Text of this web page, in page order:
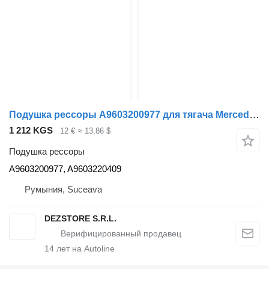
Подушка рессоры A9603200977 для тягача Mercedes-Benz ACTROS MP4
1 212 KGS 12 € ≈ 13,86 $
Подушка рессоры
A9603200977, A9603220409
Румыния, Suceava
DEZSTORE S.R.L.
14 лет на Autoline